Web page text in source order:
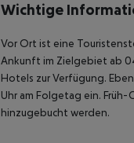
Wichtige
Vor Ort ist eine
Ankunft im Zielgebiet ab
Hotels zur Verfügung.
Uhr am Folgetag ein.
hinzugebucht werden.